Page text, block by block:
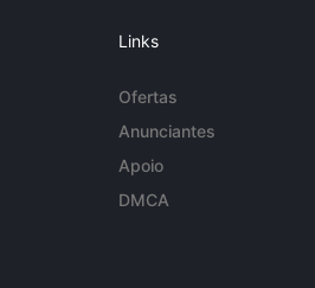
Links
Ofertas
Anunciantes
Apoio
DMCA